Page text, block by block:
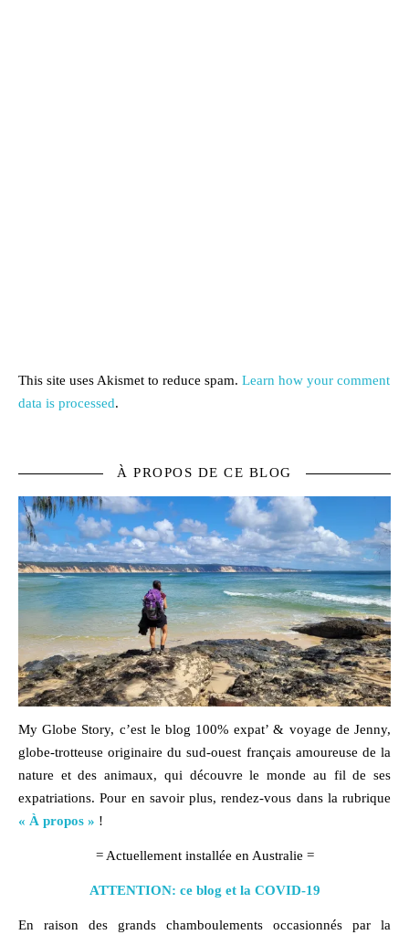
This site uses Akismet to reduce spam. Learn how your comment
data is processed.
À PROPOS DE CE BLOG
My Globe Story, c’est le blog 100% expat’ & voyage de Jenny,
globe-trotteuse originaire du sud-ouest français amoureuse de la
nature et desanimaux, qui découvre le monde au fil de ses
expatriations. Pour en savoir plus, rendez-vous dans la rubrique
« À propos » !
= Actuellement installée en Australie =
ATTENTION: ce blog et la COVID-19
En raison des grands chamboulements occasionnés par la